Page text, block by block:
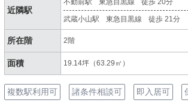
近隣駅
不動前駅 東急目黒線 徒歩 20分
武蔵小山駅 東急目黒線 徒歩 21分
所在階 2階
面積 19.14坪（63.29㎡）
複数駅利用可 諸条件相談可 即入居可